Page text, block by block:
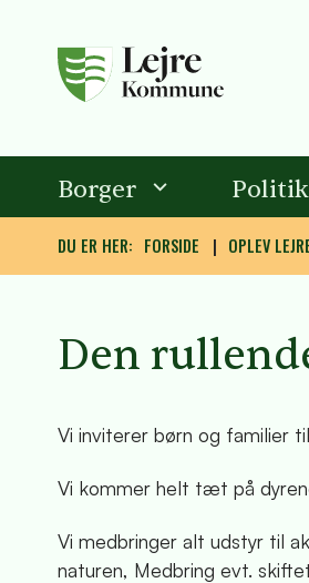
Borger
DU ER HER: FORSIDE OPLEV
Den
Vi inviterer børn og familier
Vi kommer helt tæt på
Vi medbringer alt udstyr til
naturen, Medbring evt.